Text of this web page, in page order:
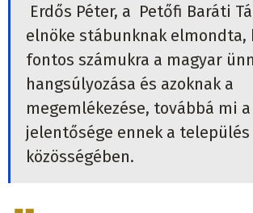
Erdős Péter, a Petőfi Baráti
elnöke stábunknak elmondta,
fontos számukra a magyar
hangsúlyozása és azoknak a
megemlékezése, továbbá mi a
jelentősége ennek a település
közösségében.